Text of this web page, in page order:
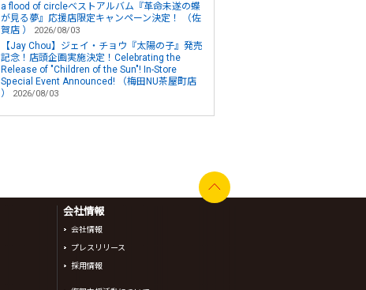
a flood of circleベストアルバム『革命未遂の蝶
が見る夢』応援店限定キャンペーン決定！ （佐
賀店 ）
2026/08/03
【Jay Chou】ジェイ・チョウ『太陽の子』発売
記念！店頭企画実施決定！Celebrating the
Release of "Children of the Sun"! In-Store
Special Event Announced! （梅田NU茶屋町店
）
2026/08/03
会社情報
会社情報
プレスリリース
採用情報